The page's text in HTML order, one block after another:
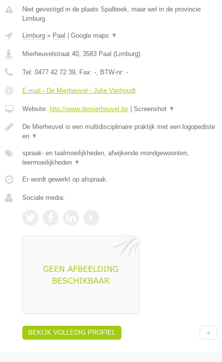
Niet gevestigd in de plaats Spalbeek, maar wel in de provincie
Limburg.
Limburg » Paal | Google maps ▼
Mierheuvelstraat 40 3583 Paal (Limburg)
Tel: 0477 42 72 39 , Fax: - , BTW-nr: -
E-mail › De Mierheuvel - Julie Vanhoudt
Website: http://www.demierheuvel.be | Screenshot ▼
De Mierheuvel is een multidisciplinaire praktijk met een logopediste
en ▼
spraak- en taalmoeilijkheden, afwijkende mondgewoonten,
leermoeilijkheden ▼
Er wordt gewerkt op afspraak.
Sociale media:
BEKIJK VOLLEDIG PROFIEL